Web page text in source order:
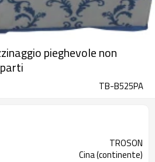
pieghevole non
TB-B525PA
TROSON
Cina (continente)